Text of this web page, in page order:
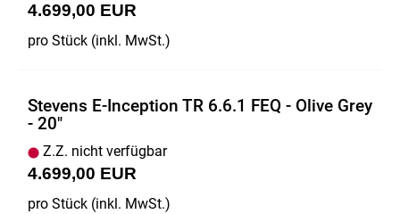
4.699,00 EUR
pro Stück (inkl. MwSt.)
Stevens E-Inception TR 6.6.1 FEQ - Olive Grey
- 20"
Z.Z. nicht verfügbar
4.699,00 EUR
pro Stück (inkl. MwSt.)